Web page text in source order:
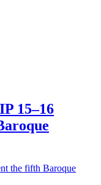
15–16
the fifth Baroque